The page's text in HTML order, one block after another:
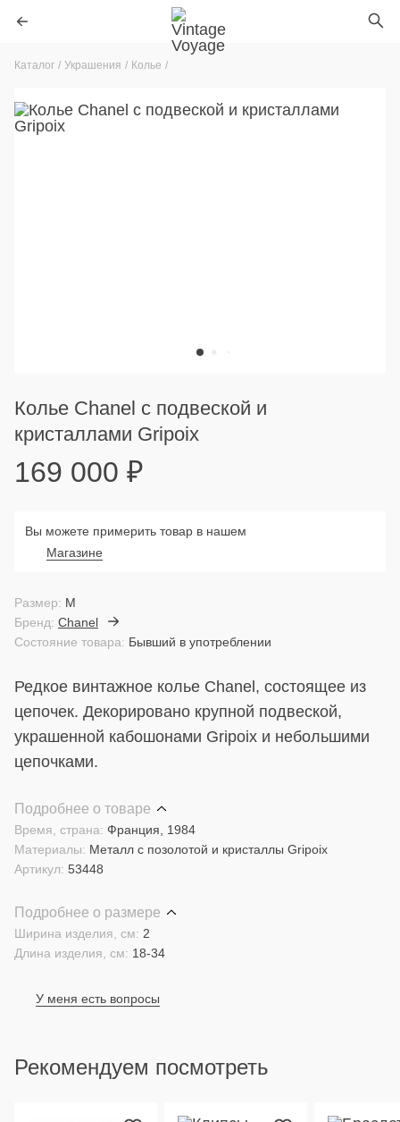
Каталог Украшения Колье
Колье Chanel с подвеской и
кристаллами Gripoix
169 000 ₽
Вы можете примерить товар в нашем
Магазине
Состояние товара: Бывший в употреблении
Бренд: Chanel
Размер: M
Редкое винтажное колье Chanel, состоящее из
цепочек. Декорировано крупной подвеской,
украшенной кабошонами Gripoix и небольшими
цепочками.
Подробнее о товаре
Материалы: Металл с позолотой и кристаллы Gripoix
Время, страна: Франция, 1984
Артикул: 53448
Подробнее о размере
Длина изделия, см: 18-34
Ширина изделия, см: 2
У меня есть вопросы
Рекомендуем посмотреть